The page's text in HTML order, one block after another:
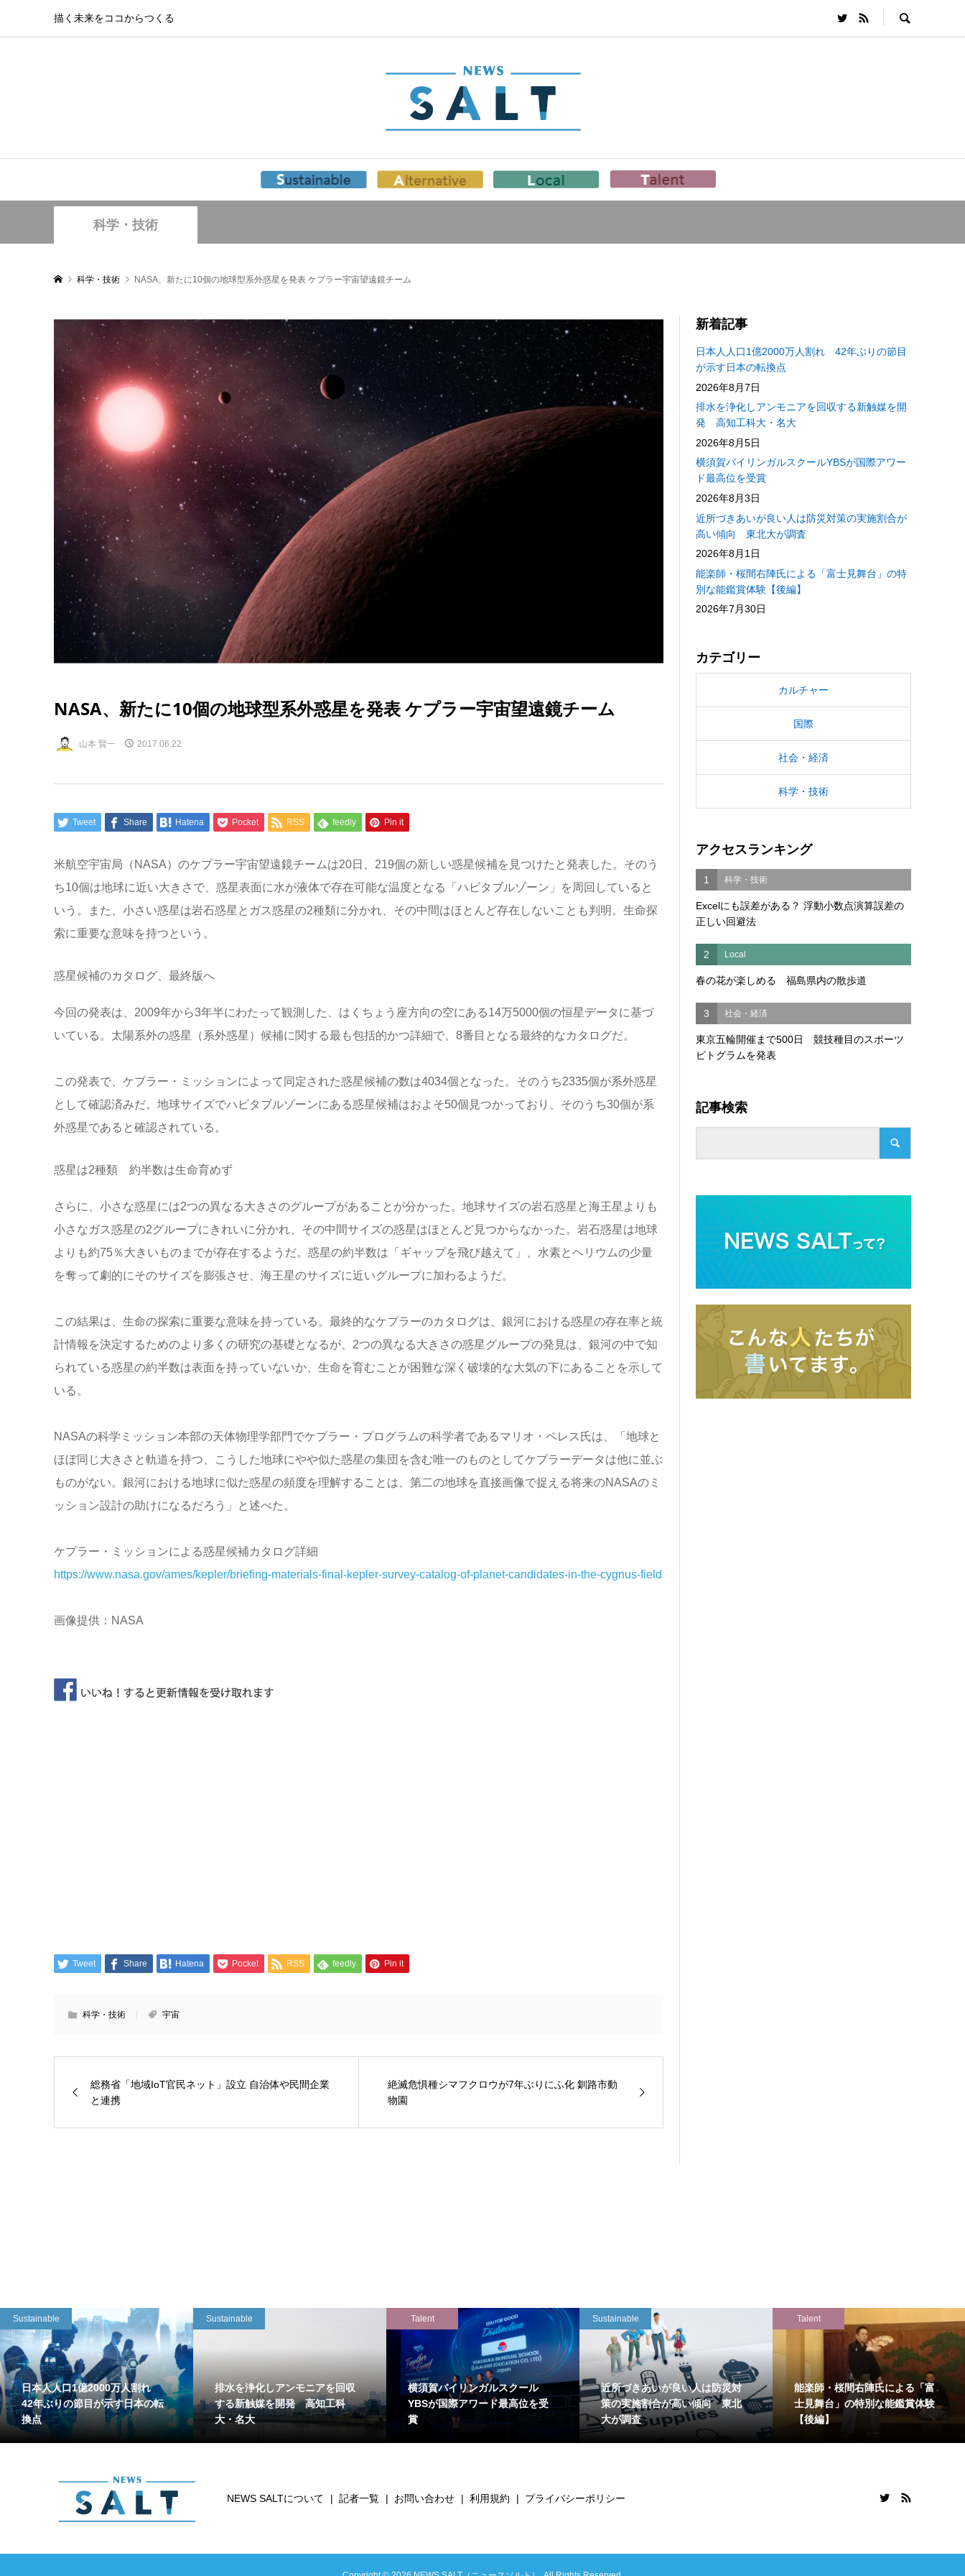
描く未来をココからつくる
科学・技術
科学・技術 NASA、新たに10個の地球型系外惑星を発表 ケプラー宇宙望遠鏡チーム
NASA、新たに10個の地球型系外惑星を発表 ケプラー宇宙望遠鏡チーム
山本 賢一 2017.06.22
Tweet Share Hatena Pocket RSS feedly Pin it
米航空宇宙局（NASA）のケプラー宇宙望遠鏡チームは20日、219個の新しい惑星候補を見つけたと発表した。そのう
ち10個は地球に近い大きさで、惑星表面に水が液体で存在可能な温度となる「ハビタブルゾーン」を周回していると
いう。また、小さい惑星は岩石惑星とガス惑星の2種類に分かれ、その中間はほとんど存在しないことも判明。生命探
索に重要な意味を持つという。
惑星候補のカタログ、最終版へ
今回の発表は、2009年から3年半にわたって観測した、はくちょう座方向の空にある14万5000個の恒星データに基づ
いている。太陽系外の惑星（系外惑星）候補に関する最も包括的かつ詳細で、8番目となる最終的なカタログだ。
この発表で、ケプラー・ミッションによって同定された惑星候補の数は4034個となった。そのうち2335個が系外惑星
として確認済みだ。地球サイズでハビタブルゾーンにある惑星候補はおよそ50個見つかっており、そのうち30個が系
外惑星であると確認されている。
惑星は2種類 約半数は生命育めず
さらに、小さな惑星には2つの異なる大きさのグループがあることが分かった。地球サイズの岩石惑星と海王星よりも
小さなガス惑星の2グループにきれいに分かれ、その中間サイズの惑星はほとんど見つからなかった。岩石惑星は地球
よりも約75％大きいものまでが存在するようだ。惑星の約半数は「ギャップを飛び越えて」、水素とヘリウムの少量
を奪って劇的にそのサイズを膨張させ、海王星のサイズに近いグループに加わるようだ。
この結果は、生命の探索に重要な意味を持っている。最終的なケプラーのカタログは、銀河における惑星の存在率と統
計情報を決定するためのより多くの研究の基礎となるが、2つの異なる大きさの惑星グループの発見は、銀河の中で知
られている惑星の約半数は表面を持っていないか、生命を育むことが困難な深く破壊的な大気の下にあることを示して
いる。
NASAの科学ミッション本部の天体物理学部門でケプラー・プログラムの科学者であるマリオ・ペレス氏は、「地球と
ほぼ同じ大きさと軌道を持つ、こうした地球にやや似た惑星の集団を含む唯一のものとしてケプラーデータは他に並ぶ
ものがない。銀河における地球に似た惑星の頻度を理解することは、第二の地球を直接画像で捉える将来のNASAのミ
ッション設計の助けになるだろう」と述べた。
ケプラー・ミッションによる惑星候補カタログ詳細
https://www.nasa.gov/ames/kepler/briefing-materials-final-kepler-survey-catalog-of-planet-candidates-in-the-cygnus-field
画像提供：NASA
Tweet Share Hatena Pocket RSS feedly Pin it
科学・技術 宇宙
総務省「地域IoT官民ネット」設立 自治体や民間企業
と連携
絶滅危惧種シマフクロウが7年ぶりにふ化 釧路市動
物園
新着記事
日本人人口1億2000万人割れ 42年ぶりの節目
が示す日本の転換点
2026年8月7日
排水を浄化しアンモニアを回収する新触媒を開
発 高知工科大・名大
2026年8月5日
横須賀バイリンガルスクールYBSが国際アワー
ド最高位を受賞
2026年8月3日
近所づきあいが良い人は防災対策の実施割合が
高い傾向 東北大が調査
2026年8月1日
能楽師・桜間右陣氏による「富士見舞台」の特
別な能鑑賞体験【後編】
2026年7月30日
カテゴリー
カルチャー
国際
社会・経済
科学・技術
アクセスランキング
1 科学・技術
Excelにも誤差がある？ 浮動小数点演算誤差の
正しい回避法
2 Local
春の花が楽しめる 福島県内の散歩道
3 社会・経済
東京五輪開催まで500日 競技種目のスポーツ
ピトグラムを発表
記事検索
Sustainable
日本人人口1億2000万人割れ
42年ぶりの節目が示す日本の転
換点
Sustainable
排水を浄化しアンモニアを回収
する新触媒を開発 高知工科
大・名大
Talent
横須賀バイリンガルスクール
YBSが国際アワード最高位を受
賞
Sustainable
近所づきあいが良い人は防災対
策の実施割合が高い傾向 東北
大が調査
Talent
能楽師・桜間右陣氏による「富
士見舞台」の特別な能鑑賞体験
【後編】
NEWS SALTについて 記者一覧 お問い合わせ 利用規約 プライバシーポリシー